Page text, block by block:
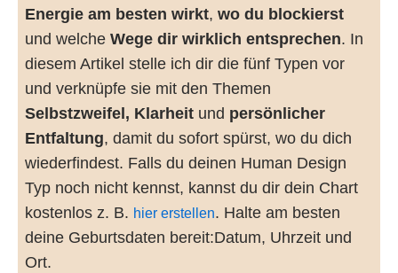
Energie am besten wirkt, wo du blockierst
und welche Wege dir wirklich entsprechen. In
diesem Artikel stelle ich dir die fünf Typen vor
und verknüpfe sie mit den Themen
Selbstzweifel, Klarheit und persönlicher
Entfaltung, damit du sofort spürst, wo du dich
wiederfindest. Falls du deinen Human Design
Typ noch nicht kennst, kannst du dir dein Chart
kostenlos z. B. hier erstellen. Halte am besten
deine Geburtsdaten bereit:Datum, Uhrzeit und
Ort.